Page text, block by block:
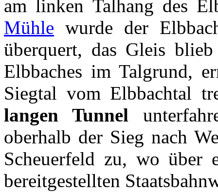
am linken Talhang des
Mühle wurde der
überquert, das Gleis
Elbbaches im Talgrund,
Siegtal vom Elbbachtal
langen Tunnel
oberhalb der Sieg nach
Scheuerfeld zu, wo über
bereitgestellten